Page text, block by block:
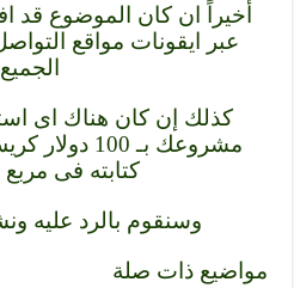
أخيراً ان كان الموضوع قد
عبر ايقونات مواقع
كذلك إن كان هناك اى
مشروعك بـ
كتابته فى مربع
وسنقوم بالرد عليه
مواضيع ذات صلة